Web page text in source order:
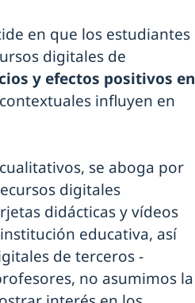
en que los estudiantes
digitales de
y efectos positivos en
influyen en
se aboga por
digitales
didácticas y vídeos
educativa, así
de terceros -
no asumimos la